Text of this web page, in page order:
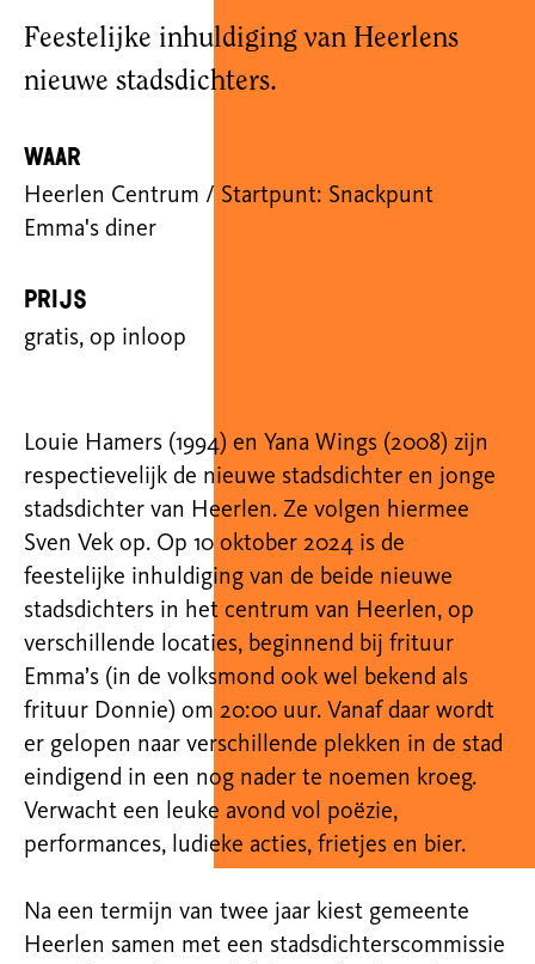
Feestelijke inhuldiging van Heerlens
nieuwe stadsdichters.
Waar
Heerlen Centrum / Startpunt: Snackpunt
Emma's diner
Prijs
gratis, op inloop
Louie Hamers (1994) en Yana Wings (2008) zijn
respectievelijk de nieuwe stadsdichter en jonge
stadsdichter van Heerlen. Ze volgen hiermee
Sven Vek op. Op 10 oktober 2024 is de
feestelijke inhuldiging van de beide nieuwe
stadsdichters in het centrum van Heerlen, op
verschillende locaties, beginnend bij frituur
Emma’s (in de volksmond ook wel bekend als
frituur Donnie) om 20:00 uur. Vanaf daar wordt
er gelopen naar verschillende plekken in de stad
eindigend in een nog nader te noemen kroeg.
Verwacht een leuke avond vol poëzie,
performances, ludieke acties, frietjes en bier.
Na een termijn van twee jaar kiest gemeente
Heerlen samen met een stadsdichterscommissie